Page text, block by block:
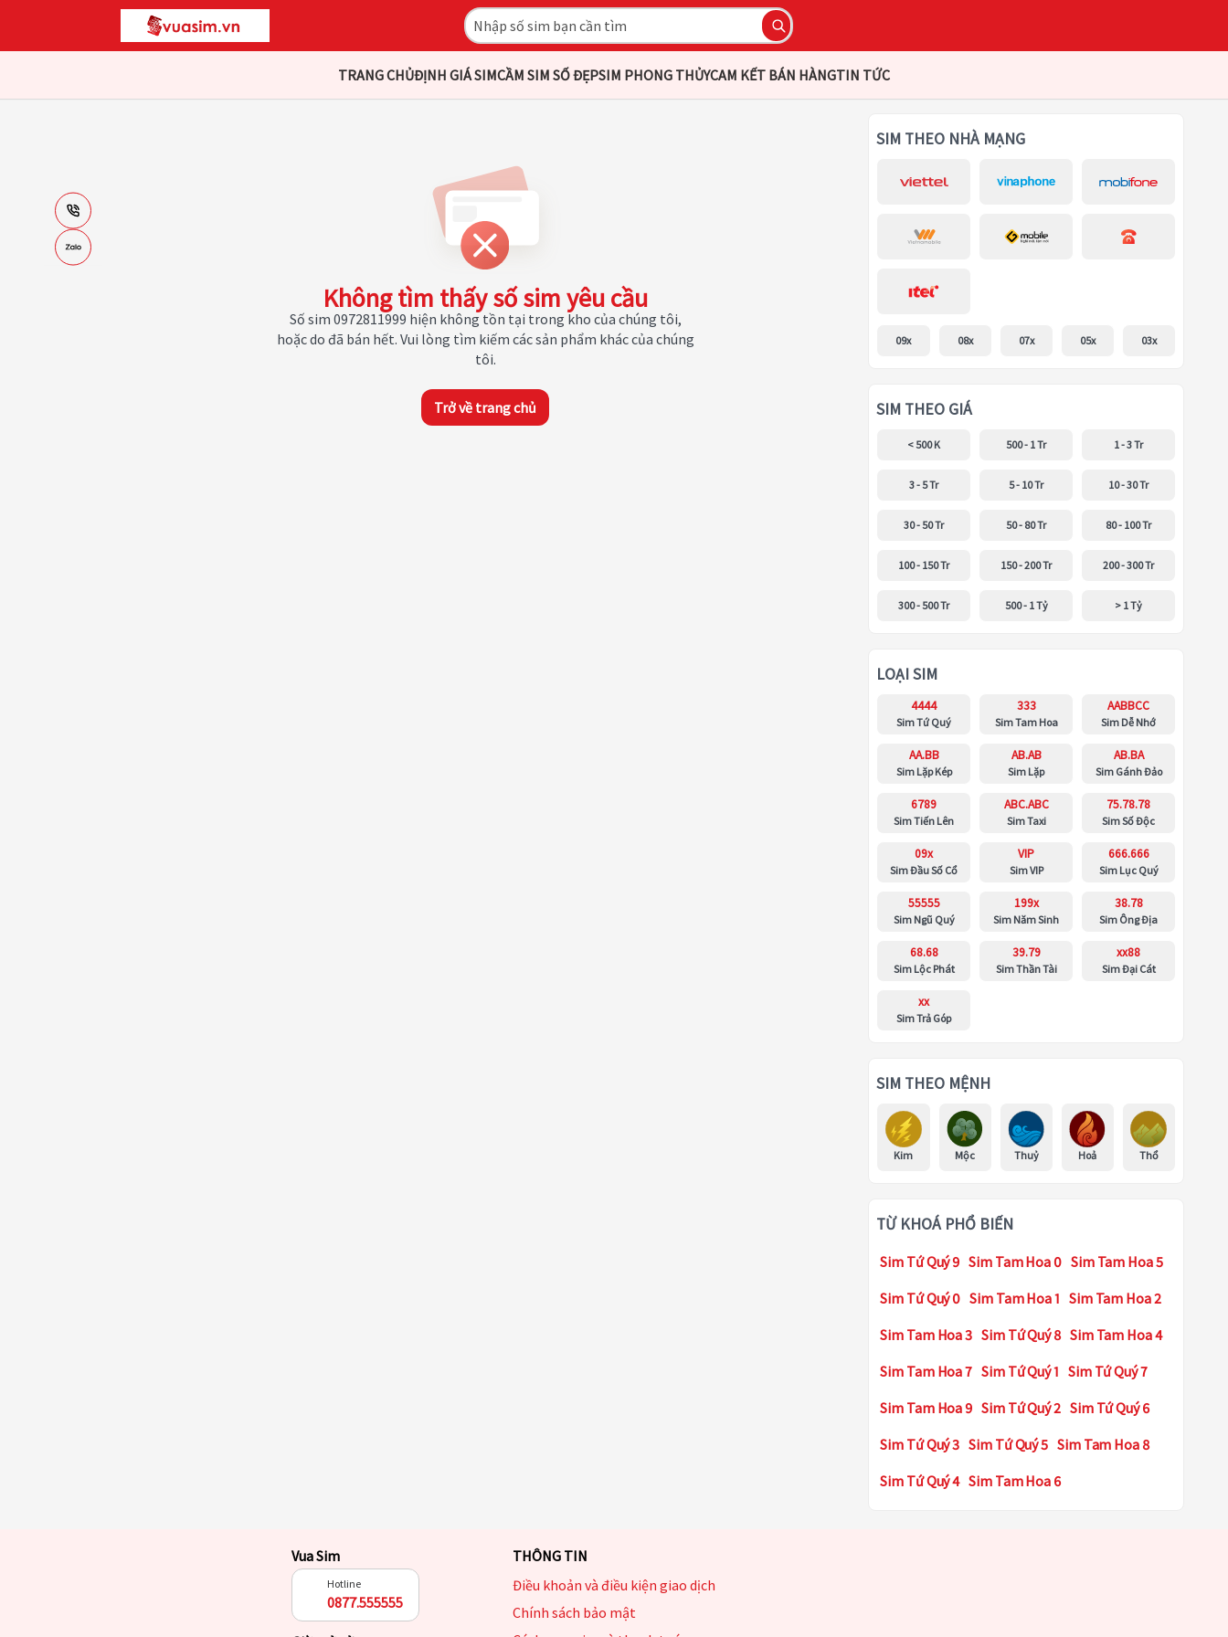
TRANG CHỦĐỊNH GIÁ SIMCẦM SIM SỐ ĐẸPSIM PHONG THỦYCAM KẾT BÁN HÀNGTIN TỨC
Không tìm thấy số sim yêu cầu
Số sim 0972811999 hiện không tồn tại trong kho của chúng tôi,
hoặc do đã bán hết. Vui lòng tìm kiếm các sản phẩm khác của chúng
tôi.
Trở về trang chủ
SIM THEO NHÀ MẠNG
09x 08x 07x 05x 03x
SIM THEO GIÁ
< 500 K 500 - 1 Tr 1 - 3 Tr
3 - 5 Tr 5 - 10 Tr 10 - 30 Tr
30 - 50 Tr 50 - 80 Tr 80 - 100 Tr
100 - 150 Tr 150 - 200 Tr 200 - 300 Tr
300 - 500 Tr 500 - 1 Tỷ > 1 Tỷ
LOẠI SIM
4444
Sim Tứ Quý
333
Sim Tam Hoa
AABBCC
Sim Dễ Nhớ
AA.BB
Sim Lặp Kép
AB.AB
Sim Lặp
AB.BA
Sim Gánh Đảo
6789
Sim Tiến Lên
ABC.ABC
Sim Taxi
75.78.78
Sim Số Độc
09x
Sim Đầu Số Cổ
VIP
Sim VIP
666.666
Sim Lục Quý
55555
Sim Ngũ Quý
199x
Sim Năm Sinh
38.78
Sim Ông Địa
68.68
Sim Lộc Phát
39.79
Sim Thần Tài
xx88
Sim Đại Cát
xx
Sim Trả Góp
SIM THEO MỆNH
Kim Mộc Thuỷ Hoả Thổ
TỪ KHOÁ PHỔ BIẾN
Sim Tứ Quý 9 Sim Tam Hoa 0 Sim Tam Hoa 5
Sim Tứ Quý 0 Sim Tam Hoa 1 Sim Tam Hoa 2
Sim Tam Hoa 3 Sim Tứ Quý 8 Sim Tam Hoa 4
Sim Tam Hoa 7 Sim Tứ Quý 1 Sim Tứ Quý 7
Sim Tam Hoa 9 Sim Tứ Quý 2 Sim Tứ Quý 6
Sim Tứ Quý 3 Sim Tứ Quý 5 Sim Tam Hoa 8
Sim Tứ Quý 4 Sim Tam Hoa 6
Vua Sim
Hotline
0877.555555
THÔNG TIN
Điều khoản và điều kiện giao dịch
Chính sách bảo mật